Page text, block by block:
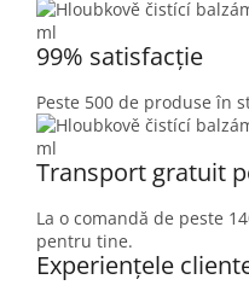
99% satisfacție
Peste 500 de produse în
Transport gratuit
La o comandă de peste
pentru tine.
Experiențele